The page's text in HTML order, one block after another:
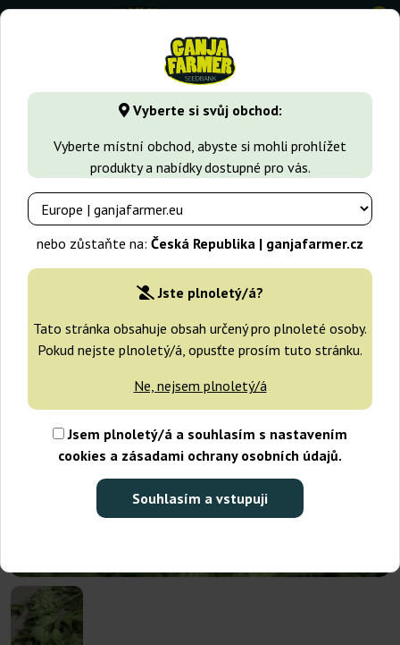
Vyberte si svůj obchod:
Vyberte místní obchod, abyste si mohli prohlížet
produkty a nabídky dostupné pro vás.
nebo zůstaňte na: Česká Republika | ganjafarmer.cz
Jste plnoletý/á?
Tato stránka obsahuje obsah určený pro plnoleté osoby.
Pokud nejste plnoletý/á, opusťte prosím tuto stránku.
Ne, nejsem plnoletý/á
Jsem plnoletý/á a souhlasím s nastavením
cookies a zásadami ochrany osobních údajů.
Souhlasím a vstupuji
0
GanjaFarmer.cz Druhy Marihuany Northern Light